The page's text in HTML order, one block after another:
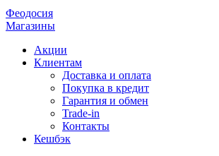
Феодосия
Магазины
Акции
Клиентам
Доставка и оплата
Покупка в кредит
Гарантия и обмен
Trade-in
Контакты
Кешбэк